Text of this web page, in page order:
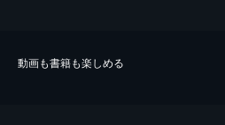
動画も書籍も楽しめる